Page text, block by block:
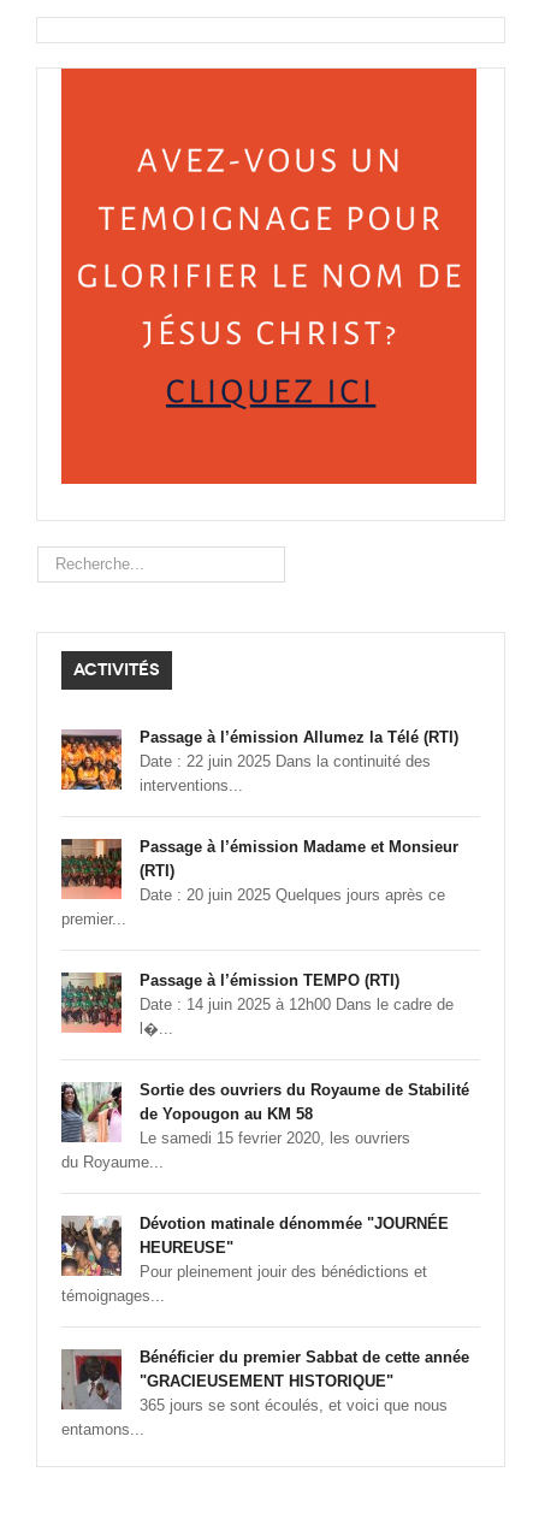
Rechercher
ACTIVITÉS
Passage à l’émission Allumez la Télé (RTI)
Date : 22 juin 2025 Dans la continuité des
interventions...
Passage à l’émission Madame et Monsieur
(RTI)
Date : 20 juin 2025 Quelques jours après ce
premier...
Passage à l’émission TEMPO (RTI)
Date : 14 juin 2025 à 12h00 Dans le cadre de
l�...
Sortie des ouvriers du Royaume de Stabilité
de Yopougon au KM 58
Le samedi 15 fevrier 2020, les ouvriers
du Royaume...
Dévotion matinale dénommée "JOURNÉE
HEUREUSE"
Pour pleinement jouir des bénédictions et
témoignages...
Bénéficier du premier Sabbat de cette année
"GRACIEUSEMENT HISTORIQUE"
365 jours se sont écoulés, et voici que nous
entamons...